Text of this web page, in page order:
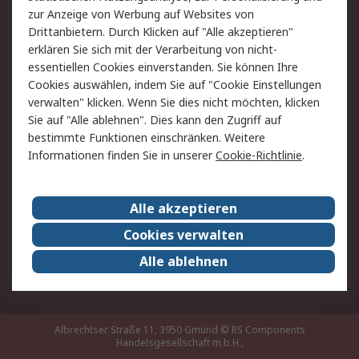
Hilfe
Rechtliches
RS Verkaufs- und
Lieferbedingungen
Datenschutz
Cookie-Richtlinie
Zahlungsbedingungen
Impressum
Webseite Konditionen
RS weltweit
Karriere bei RS
Nachhaltigkeit
Qualität/Zertifikate
Presse-Center
Event-Center
Albrechtser Straße 11, 3950 Gmünd © RS Components
Handelsgesellschaft m.b.H.,
zur Anzeige von Werbung auf Websites von
Drittanbietern. Durch Klicken auf "Alle akzeptieren"
erklären Sie sich mit der Verarbeitung von nicht-
essentiellen Cookies einverstanden. Sie können Ihre
Cookies auswählen, indem Sie auf "Cookie Einstellungen
verwalten" klicken. Wenn Sie dies nicht möchten, klicken
Sie auf "Alle ablehnen". Dies kann den Zugriff auf
bestimmte Funktionen einschränken. Weitere
Informationen finden Sie in unsererCookie-Richtlinie.
Alle akzeptieren
Cookies verwalten
Alle ablehnen